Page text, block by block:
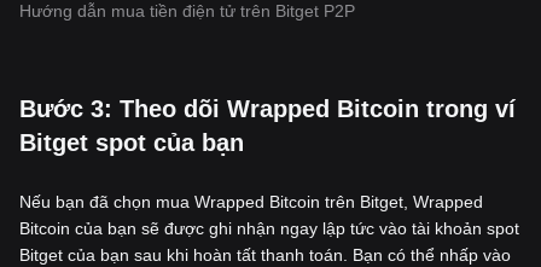
Hướng dẫn mua tiền điện tử trên Bitget P2P
‌Bước 3: Theo dõi Wrapped Bitcoin trong ví
Bitget spot của bạn
Nếu bạn đã chọn mua Wrapped Bitcoin trên Bitget, Wrapped
Bitcoin của bạn sẽ được ghi nhận ngay lập tức vào tài khoản spot
Bitget của bạn sau khi hoàn tất thanh toán. Bạn có thể nhấp vào